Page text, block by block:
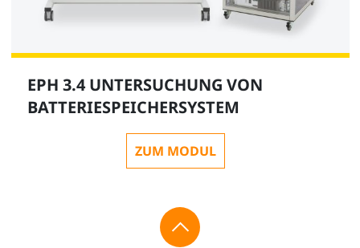
EPH 3.4 UNTERSUCHUNG VON
BATTERIESPEICHERSYSTEM
ZUM MODUL